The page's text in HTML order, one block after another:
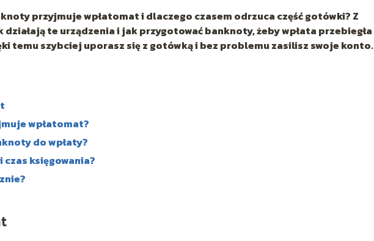
przyjmuje wpłatomati dlaczego czasem odrzuca część gotówki? Z
te urządzenia i jak przygotować banknoty, żeby wpłata przebiegła
temu szybciej uporasz się z gotówką i bez problemu zasilisz swoje konto.
wpłatomat?
do wpłaty?
czas księgowania?